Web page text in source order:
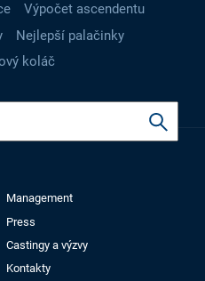
Výpočet ascendentu
Nejlepší palačinky
koláč
Management
Press
Castingy a výzvy
Kontakty